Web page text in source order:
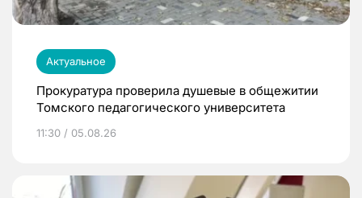
Актуальное
Прокуратура проверила душевые в общежитии
Томского педагогического университета
11:30 / 05.08.26